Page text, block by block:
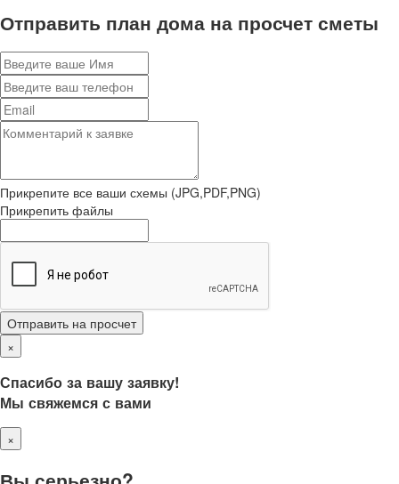
Отправить план дома на просчет сметы
Прикрепите все ваши схемы (JPG,PDF,PNG)
Прикрепить файлы
Отправить на просчет
×
Спасибо за вашу заявку!
Мы свяжемся с вами
×